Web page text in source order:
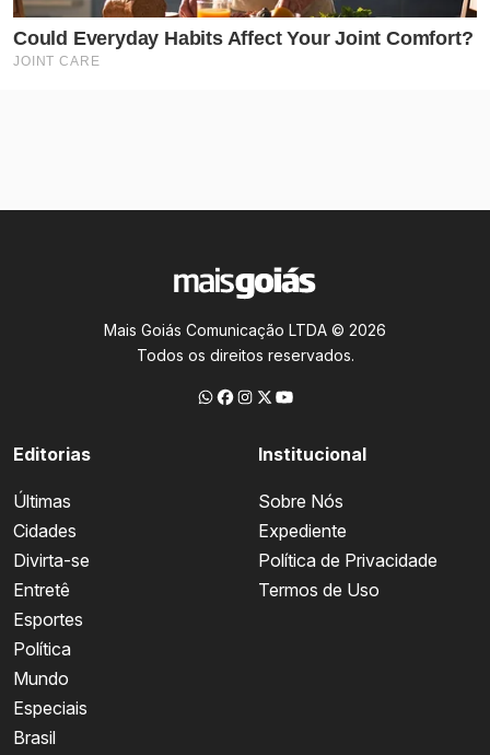
Mais Goiás Comunicação LTDA © 2026
Todos os direitos reservados.
Editorias
Últimas
Cidades
Divirta-se
Entretê
Esportes
Política
Mundo
Especiais
Brasil
Institucional
Sobre Nós
Expediente
Política de Privacidade
Termos de Uso